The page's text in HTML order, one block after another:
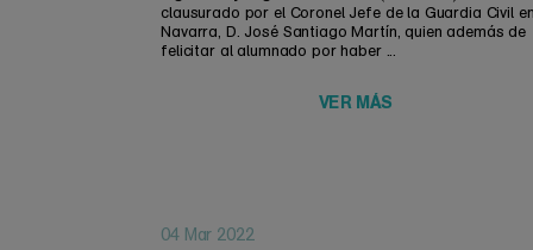
clausurado por el Coronel Jefe de la Guardia Civil en
Navarra, D. José Santiago Martín, quien además de
felicitar al alumnado por haber ...
VER MÁS
04 Mar 2022